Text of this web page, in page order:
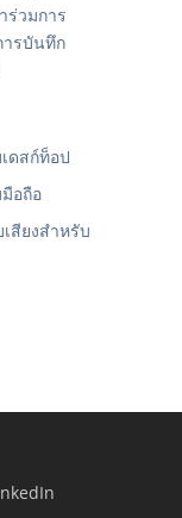
ร่วมการ
ารบันทึก
ดสก์ท็อป
อถือ
สียงสำหรับ